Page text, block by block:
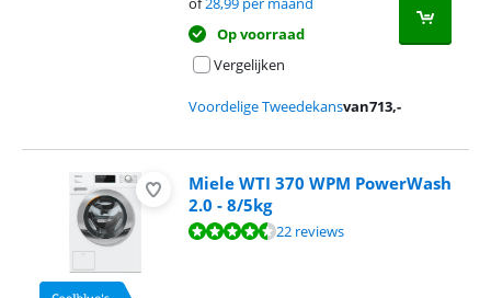
Op voorraad
Vergelijken
Voordelige Tweedekansvan713,-
Miele WTI 370 WPM PowerWash
2.0 - 8/5kg
Beoordeling is 9,1 van de 10, gebaseerd op 22 reviews.
22 reviews